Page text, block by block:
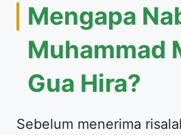
​Mengapa
Muhammad
Gua Hira?
​Sebelum menerima